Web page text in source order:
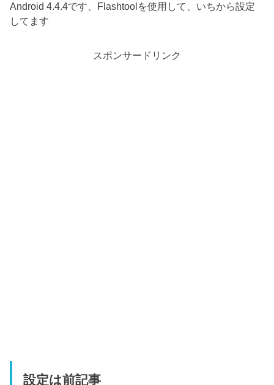
Android 4.4.4です、Flashtoolを使用して、いちから設定
してます
スポンサードリンク
設定は前記事